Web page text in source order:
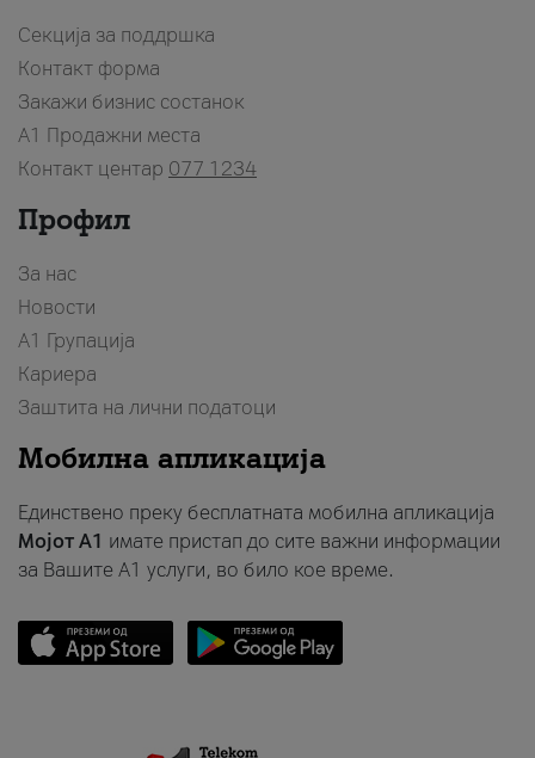
Секција за поддршка
Контакт форма
Закажи бизнис состанок
A1 Продажни места
Контакт центар 077 1234
Профил
За нас
Новости
А1 Групација
Кариера
Заштита на лични податоци
Мобилна апликација
Единствено преку бесплатната мобилна апликација
Мојот A1 имате пристап до сите важни информации
за Вашите A1 услуги, во било кое време.